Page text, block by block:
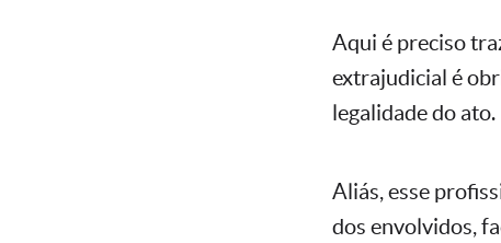
Aqui é preciso
extrajudicial é
legalidade do ato.
Aliás, esse
dos envolvidos,